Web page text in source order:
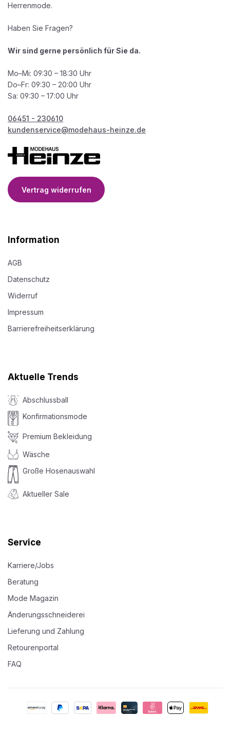
Herrenmode.
Haben Sie Fragen?
Wir sind gerne persönlich für Sie da.
Mo–Mi: 09:30 – 18:30 Uhr
Do–Fr: 09:30 – 20:00 Uhr
Sa: 09:30 – 17:00 Uhr
06451 - 230610
kundenservice@modehaus-heinze.de
Vertrag widerrufen
Information
AGB
Datenschutz
Widerruf
Impressum
Barrierefreiheitserklärung
Aktuelle Trends
Abschlussball
Konfirmationsmode
Premium Bekleidung
Wäsche
Große Hosenauswahl
Aktueller Sale
Service
Karriere/Jobs
Beratung
Mode Magazin
Änderungsschneiderei
Lieferung und Zahlung
Retourenportal
FAQ